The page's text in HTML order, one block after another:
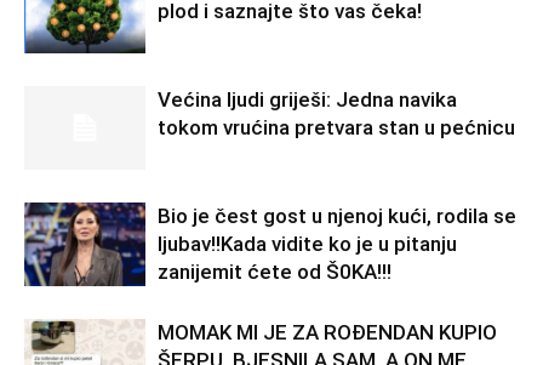
plod i saznajte što vas čeka!
Većina ljudi griješi: Jedna navika
tokom vrućina pretvara stan u pećnicu
Bio je čest gost u njenoj kući, rodila se
ljubav!!Kada vidite ko je u pitanju
zanijemit ćete od Š0KA!!!
MOMAK MI JE ZA ROĐENDAN KUPIO